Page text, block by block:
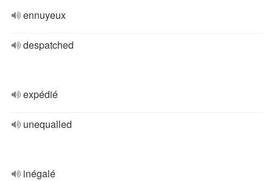
ennuyeux
despatched
expédié
unequalled
inégalé